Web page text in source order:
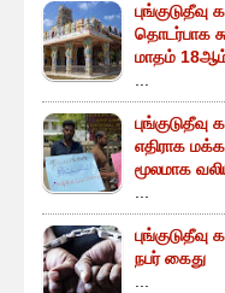
தொடர்பாக
மாதம் 18ஆம்
...
எதிராக
மூலமாக
...
நபர் கைது
...